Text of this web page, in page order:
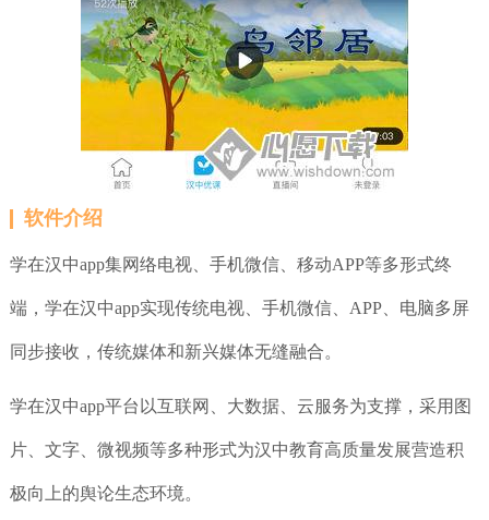
软件介绍
学在汉中app集网络电视、手机微信、移动APP等多形式终
端，学在汉中app实现传统电视、手机微信、APP、电脑多屏
同步接收，传统媒体和新兴媒体无缝融合。
学在汉中app平台以互联网、大数据、云服务为支撑，采用图
片、文字、微视频等多种形式为汉中教育高质量发展营造积
极向上的舆论生态环境。